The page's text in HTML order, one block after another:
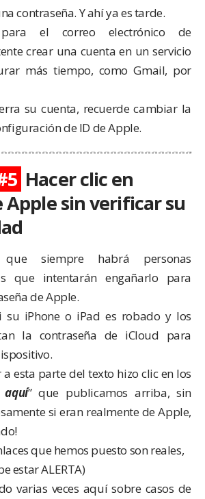
contraseña. Y ahí ya es tarde.
para el correo electrónico de
crear una cuenta en un servicio
más tiempo, como Gmail, por
su cuenta, recuerde cambiar la
de ID de Apple.
Hacer clic en
Apple sin verificar su
siempre habrá personas
que intentarán engañarlo para
de Apple.
su iPhone o iPad es robado y los
la contraseña de iCloud para
a esta parte del texto hizo clic en los
aquí” que publicamos arriba, sin
si eran realmente de Apple,
que hemos puesto son reales,
estar ALERTA)
varias veces aquí sobre casos de